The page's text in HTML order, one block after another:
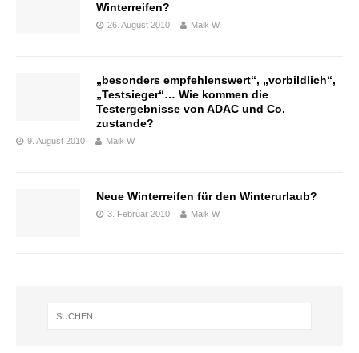
Winterreifen?
26. August 2010 Maik W
„besonders empfehlenswert“, „vorbildlich“,
„Testsieger“… Wie kommen die
Testergebnisse von ADAC und Co.
zustande?
9. August 2010 Maik W
Neue Winterreifen für den Winterurlaub?
3. Februar 2010 Maik W